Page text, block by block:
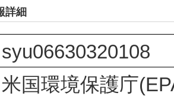
詳細
syu06630320108
米国環境保護庁